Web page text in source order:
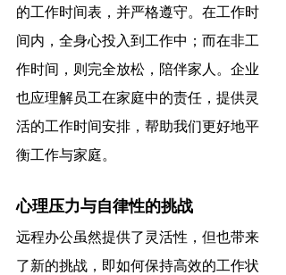
的工作时间表，并严格遵守。在工作时
间内，全身心投入到工作中；而在非工
作时间，则完全放松，陪伴家人。企业
也应理解员工在家庭中的责任，提供灵
活的工作时间安排，帮助我们更好地平
衡工作与家庭。
心理压力与自律性的挑战
远程办公虽然提供了灵活性，但也带来
了新的挑战，即如何保持高效的工作状